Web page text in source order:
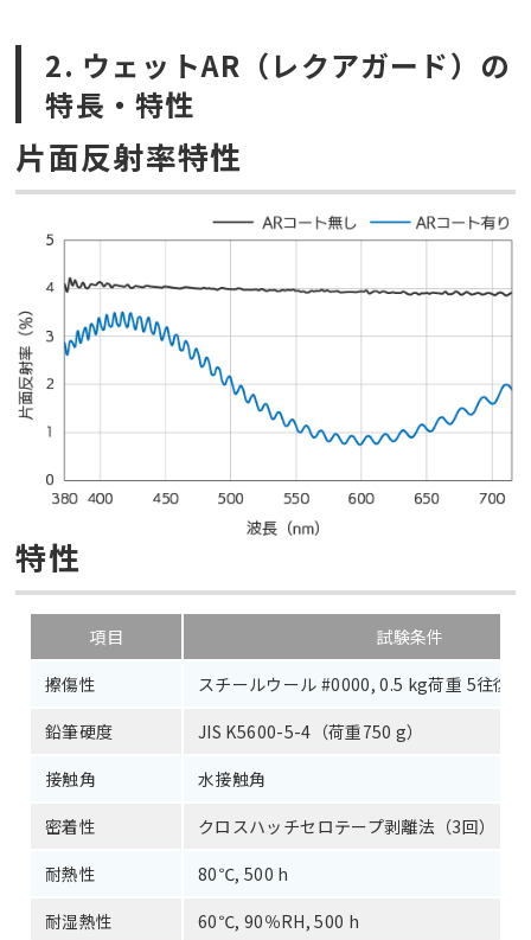
2. ウェットAR（レクアガード）の
特長・特性
片面反射率特性
特性
項目
試験条件
擦傷性
スチールウール #0000, 0.5 kg荷重 5往復
鉛筆硬度
JIS K5600-5-4（荷重750 g）
接触角
水接触角
密着性
クロスハッチセロテープ剥離法（3回）
耐熱性
80℃, 500 h
耐湿熱性
60℃, 90％RH, 500 h